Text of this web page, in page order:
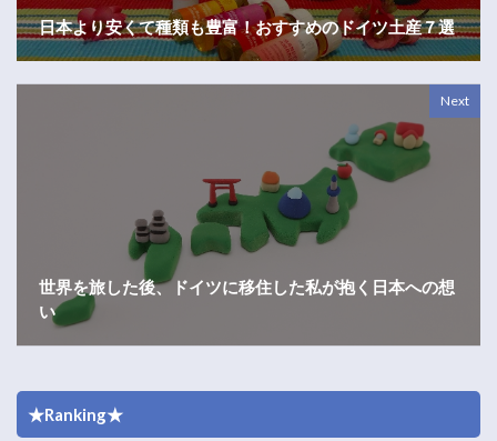
日本より安くて種類も豊富！おすすめのドイツ土産７選
Next
世界を旅した後、ドイツに移住した私が抱く日本への想
い
★Ranking★